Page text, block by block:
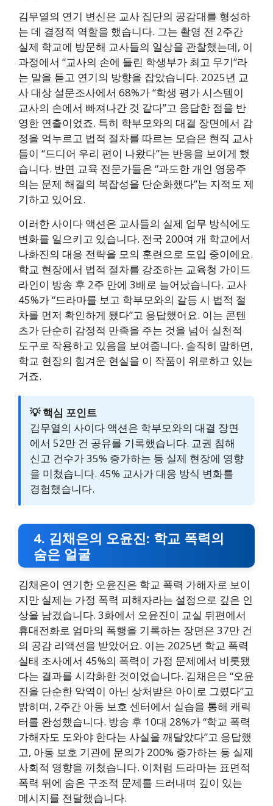
김무열의 연기 변신은 교사 집단의 공감대를 형성하
는 데 결정적 역할을 했습니다. 그는 촬영 전 2주간
실제 학교에 방문해 교사들의 일상을 관찰했는데, 이
과정에서 “교사의 손에 들린 학생부가 최고 무기”라
는 말을 듣고 연기의 방향을 잡았습니다. 2025년 교
사 대상 설문조사에서 68%가 “학생 평가 시스템이
교사의 손에서 빠져나간 것 같다”고 응답한 점을 반
영한 연출이었죠. 특히 학부모와의 대결 장면에서 감
정을 억누르고 법적 절차를 따르는 모습은 현직 교사
들이 “드디어 우리 편이 나왔다”는 반응을 보이게 했
습니다. 반면 교육 전문가들은 “과도한 개인 영웅주
의는 문제 해결의 복잡성을 단순화했다”는 지적도 제
기하고 있어요.
이러한 사이다 액션은 교사들의 실제 업무 방식에도
변화를 일으키고 있습니다. 전국 200여 개 학교에서
나화진의 대응 전략을 모의 훈련으로 도입 중이에요.
학교 현장에서 법적 절차를 강조하는 교육청 가이드
라인이 방송 후 2주 만에 3배로 늘어났습니다. 교사
45%가 “드라마를 보고 학부모와의 갈등 시 법적 절
차를 먼저 확인하게 됐다”고 응답했어요. 이는 콘텐
츠가 단순히 감정적 만족을 주는 것을 넘어 실천적
도구로 작용하고 있음을 보여줍니다. 솔직히 말하면,
학교 현장의 힘겨운 현실을 이 작품이 위로하고 있는
거죠.
💡 핵심 포인트
김무열의 사이다 액션은 학부모와의 대결 장면
에서 52만 건 공유를 기록했습니다. 교권 침해
신고 건수가 35% 증가하는 등 실제 현장에 영향
을 미쳤습니다. 45% 교사가 대응 방식 변화를
경험했습니다.
4. 김채은의 오윤진: 학교 폭력의
숨은 얼굴
김채은이 연기한 오윤진은 학교 폭력 가해자로 보이
지만 실제는 가정 폭력 피해자라는 설정으로 깊은 인
상을 남겼습니다. 3화에서 오윤진이 교실 뒤편에서
휴대전화로 엄마의 폭행을 기록하는 장면은 37만 건
의 공감 리액션을 받았어요. 이는 2025년 학교 폭력
실태 조사에서 45%의 폭력이 가정 문제에서 비롯됐
다는 결과를 시각화한 것이었습니다. 김채은은 “오윤
진을 단순한 악역이 아닌 상처받은 아이로 그렸다”고
밝히며, 2주간 아동 보호 센터에서 실습을 통해 캐릭
터를 완성했습니다. 방송 후 10대 28%가 “학교 폭력
가해자도 도와야 한다는 사실을 깨달았다”고 응답했
고, 아동 보호 기관에 문의가 200% 증가하는 등 실제
사회적 영향을 끼쳤습니다. 이처럼 드라마는 표면적
폭력 뒤에 숨은 구조적 문제를 드러내며 깊이 있는
메시지를 전달했습니다.